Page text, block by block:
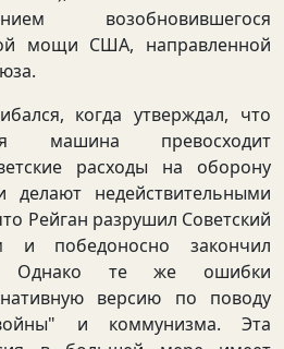
возобновившегося
мощи США, направленной
когда утверждал, что
машина превосходит
расходы на оборону
недействительными
Рейган разрушил Советский
победоносно закончил
Однако те же ошибки
версию по поводу
и коммунизма. Эта